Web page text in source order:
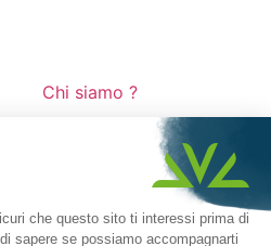
Chi siamo ?